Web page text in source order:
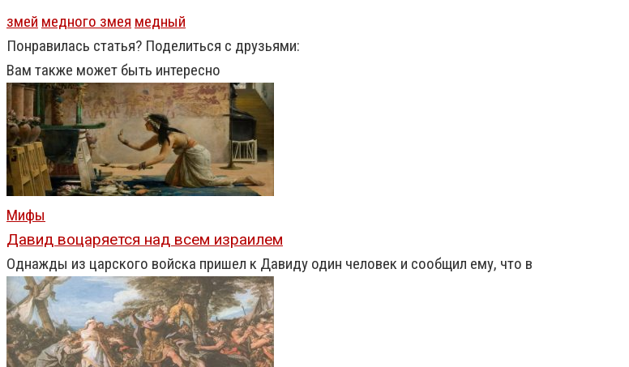
змей медного змея медный
Понравилась статья? Поделиться с друзьями:
Вам также может быть интересно
Мифы
Давид воцаряется над всем израилем
Однажды из царского войска пришел к Давиду один человек и сообщил ему, что в